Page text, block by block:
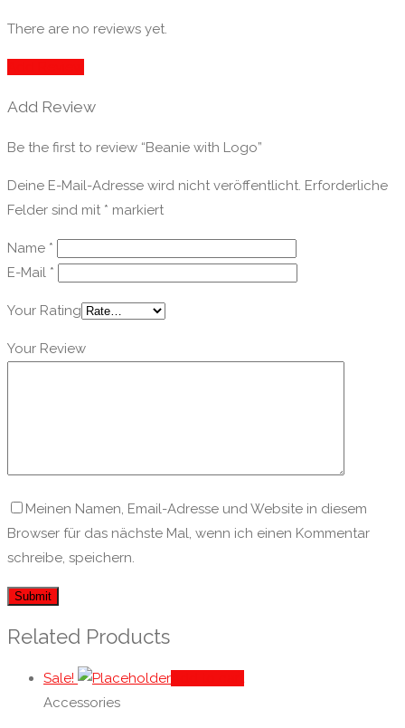
There are no reviews yet.
Add Review
Be the first to review “Beanie with Logo”
Deine E-Mail-Adresse wird nicht veröffentlicht. Erforderliche
Felder sind mit * markiert
Name *
E-Mail *
Your Rating
Your Review
Meinen Namen, Email-Adresse und Website in diesem
Browser für das nächste Mal, wenn ich einen Kommentar
schreibe, speichern.
Related Products
Sale!
Accessories